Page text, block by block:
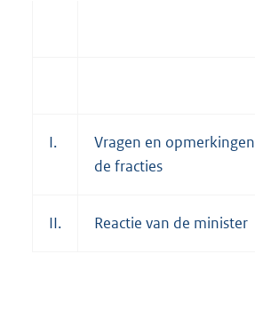
I.
Vragen en
de fracties
II. Reactie van de minister